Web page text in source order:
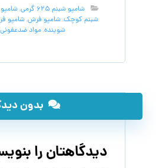
شامپو شبنم 625 گرمی ,
شبنم کوچک,شامپو فرش,شامپو
شوینده,مواد
بدون
دیدگاهتان را